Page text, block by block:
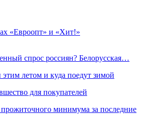
«Евроопт» и «Хит!»
спрос россиян? Белорусская…
летом и куда поедут зимой
для покупателей
минимума за последние